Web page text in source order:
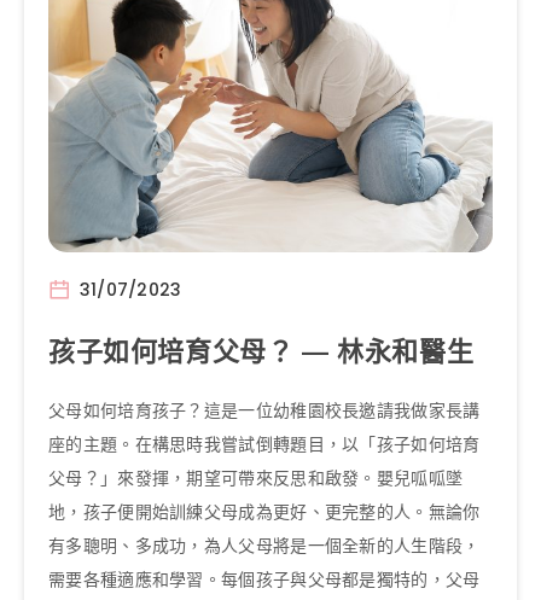
31/07/2023
孩子如何培育父母？ — 林永和醫生
父母如何培育孩子？這是一位幼稚園校長邀請我做家長講
座的主題。在構思時我嘗試倒轉題目，以「孩子如何培育
父母？」來發揮，期望可帶來反思和啟發。嬰兒呱呱墜
地，孩子便開始訓練父母成為更好、更完整的人。無論你
有多聰明、多成功，為人父母將是一個全新的人生階段，
需要各種適應和學習。每個孩子與父母都是獨特的，父母